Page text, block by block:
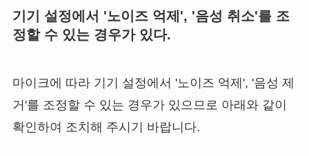
기기 설정에서 '노이즈 억제', '음성 취소'를 조
정할 수 있는 경우가 있다.
마이크에 따라 기기 설정에서 '노이즈 억제', '음성 제
거'를 조정할 수 있는 경우가 있으므로 아래와 같이
확인하여 조치해 주시기 바랍니다.